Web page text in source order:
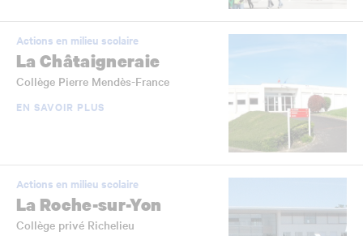
Actions en milieu scolaire
La Châtaigneraie
Collège Pierre Mendès-France
EN SAVOIR PLUS
Actions en milieu scolaire
La Roche-sur-Yon
Collège privé Richelieu